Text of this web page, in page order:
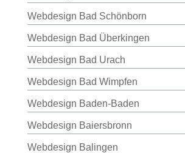
Webdesign Bad Schönborn
Webdesign Bad Überkingen
Webdesign Bad Urach
Webdesign Bad Wimpfen
Webdesign Baden-Baden
Webdesign Baiersbronn
Webdesign Balingen